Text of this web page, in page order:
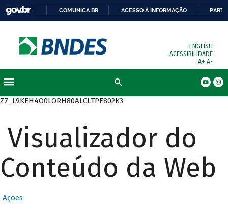
COMUNICA BR ACESSO À INFORMAÇÃO
ENGLISH
ACESSIBILIDADE
A+ A-
Z7_L9KEH4O0LORH80ALCLTPF802K3
Visualizador do
Conteúdo da Web
Ações